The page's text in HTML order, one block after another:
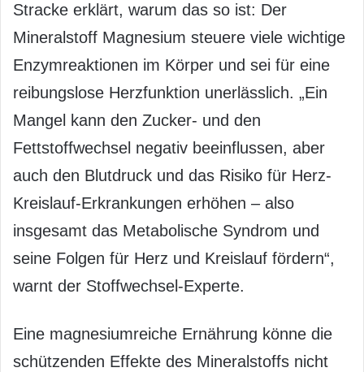
Stracke erklärt, warum das so ist: Der
Mineralstoff Magnesium steuere viele wichtige
Enzymreaktionen im Körper und sei für eine
reibungslose Herzfunktion unerlässlich. „Ein
Mangel kann den Zucker- und den
Fettstoffwechsel negativ beeinflussen, aber
auch den Blutdruck und das Risiko für Herz-
Kreislauf-Erkrankungen erhöhen – also
insgesamt das Metabolische Syndrom und
seine Folgen für Herz und Kreislauf fördern“,
warnt der Stoffwechsel-Experte.
Eine magnesiumreiche Ernährung könne die
schützenden Effekte des Mineralstoffs nicht